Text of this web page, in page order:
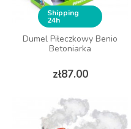
Shipping
24h
Dumel Piłeczkowy Benio
Betoniarka
zł87.00
Price